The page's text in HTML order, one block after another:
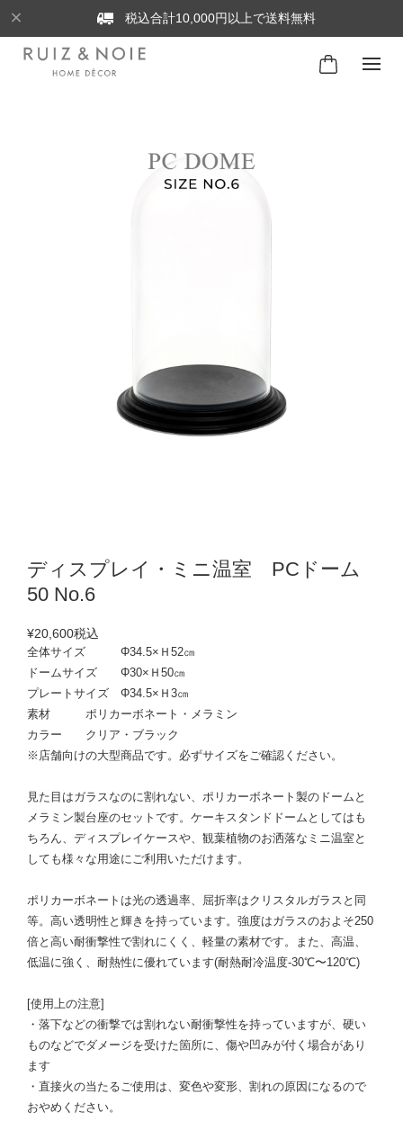
税込合計10,000円以上で送料無料
ディスプレイ・ミニ温室 PCドーム
50 No.6
¥20,600税込
全体サイズ Φ34.5×Ｈ52㎝
ドームサイズ Φ30×Ｈ50㎝
プレートサイズ Φ34.5×Ｈ3㎝
素材 ポリカーボネート・メラミン
カラー クリア・ブラック
※店舗向けの大型商品です。必ずサイズをご確認ください。
見た目はガラスなのに割れない、ポリカーボネート製のドームと
メラミン製台座のセットです。ケーキスタンドドームとしてはも
ちろん、ディスプレイケースや、観葉植物のお洒落なミニ温室と
しても様々な用途にご利用いただけます。
ポリカーボネートは光の透過率、屈折率はクリスタルガラスと同
等。高い透明性と輝きを持っています。強度はガラスのおよそ250
倍と高い耐衝撃性で割れにくく、軽量の素材です。また、高温、
低温に強く、耐熱性に優れています(耐熱耐冷温度-30℃〜120℃)
[使用上の注意]
・落下などの衝撃では割れない耐衝撃性を持っていますが、硬い
ものなどでダメージを受けた箇所に、傷や凹みが付く場合があり
ます
・直接火の当たるご使用は、変色や変形、割れの原因になるので
おやめください。